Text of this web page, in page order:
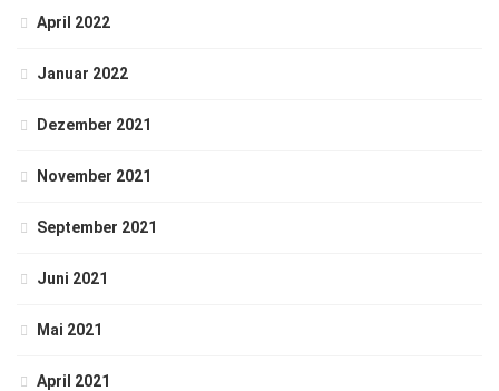
April 2022
Januar 2022
Dezember 2021
November 2021
September 2021
Juni 2021
Mai 2021
April 2021